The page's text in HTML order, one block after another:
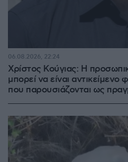
Χρίστος Κούγιας: Η
μπορεί να είναι
που παρουσιάζονται ως
06.08.2026, 22:24